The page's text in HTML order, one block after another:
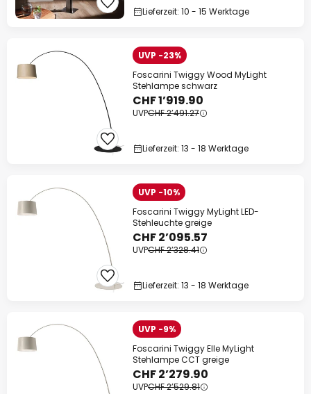
Lieferzeit: 10 - 15 Werktage
UVP -23%
Foscarini Twiggy Wood MyLight
Stehlampe schwarz
CHF 1’919.90
UVPCHF 2’491.27
Lieferzeit: 13 - 18 Werktage
UVP -10%
Foscarini Twiggy MyLight LED-
Stehleuchte greige
CHF 2’095.57
UVPCHF 2’328.41
Lieferzeit: 13 - 18 Werktage
UVP -9%
Foscarini Twiggy Elle MyLight
Stehlampe CCT greige
CHF 2’279.90
UVPCHF 2’529.81